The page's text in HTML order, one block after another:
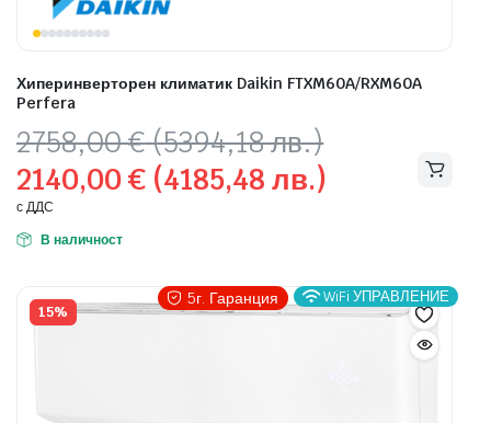
Хиперинверторен климатик Daikin FTXM60A/RXM60A
Perfera
2758,00€(5394,18 лв.)
Original
price
was:
2758,00 €
(5394,18
2140,00€(4185,48 лв.)
Текущата
цена
е:
2140,00 €
(4185,48
с ДДС
В наличност
15%
5г. Гаранция WiFi УПРАВЛЕНИЕ